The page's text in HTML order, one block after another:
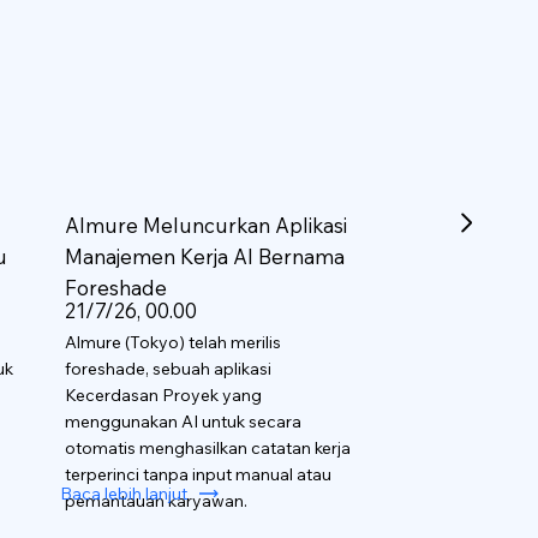
Almure Meluncurkan Aplikasi
Manajemen Kerja AI Bernama
Foreshade
21/7/26, 00.00
Almure (Tokyo) telah merilis
foreshade, sebuah aplikasi
Kecerdasan Proyek yang
menggunakan AI untuk secara
otomatis menghasilkan catatan kerja
terperinci tanpa input manual atau
pemantauan karyawan.
Baca lebih lanjut